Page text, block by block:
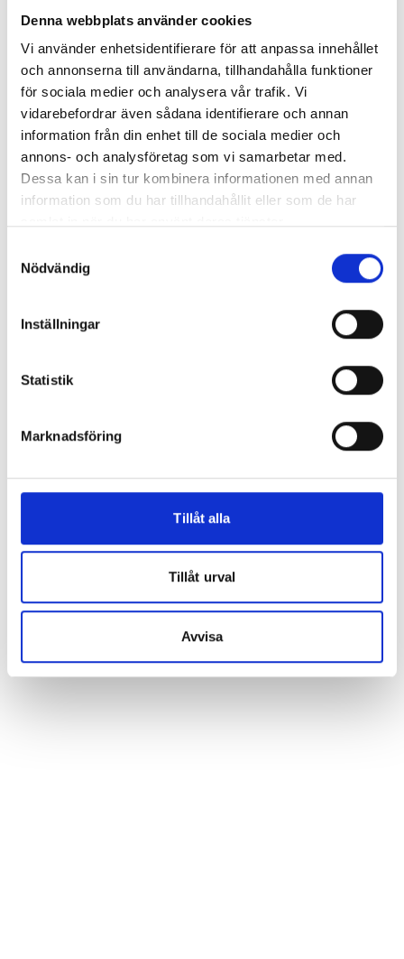
Denna webbplats använder cookies
Vi använder enhetsidentifierare för att anpassa innehållet
och annonserna till användarna, tillhandahålla funktioner
för sociala medier och analysera vår trafik. Vi
vidarebefordrar även sådana identifierare och annan
information från din enhet till de sociala medier och
annons- och analysföretag som vi samarbetar med.
Dessa kan i sin tur kombinera informationen med annan
information som du har tillhandahållit eller som de har
Nödvändig
Inställningar
Statistik
Marknadsföring
Tillåt alla
Tillåt urval
Avvisa